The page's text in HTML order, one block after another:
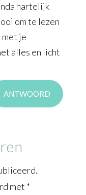
hartelijk
om te lezen
je
alles en licht
ANTWOORD
met *